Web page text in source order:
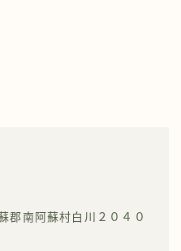
郡南阿蘇村白川２０４０